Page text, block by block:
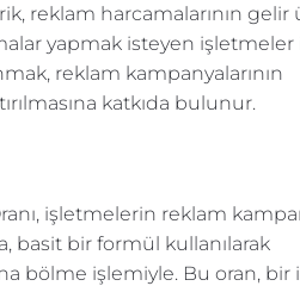
reklam harcamalarının gelir
yapmak isteyen işletmeler
reklam kampanyalarının
katkıda bulunur.
işletmelerin reklam
basit bir formül kullanılarak
bölme işlemiyle. Bu oran,